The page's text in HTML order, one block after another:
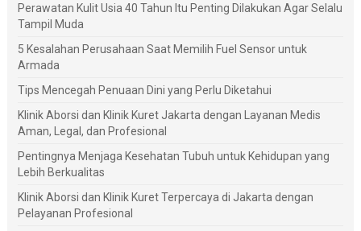
Perawatan Kulit Usia 40 Tahun Itu Penting Dilakukan Agar Selalu
Tampil Muda
5 Kesalahan Perusahaan Saat Memilih Fuel Sensor untuk
Armada
Tips Mencegah Penuaan Dini yang Perlu Diketahui
Klinik Aborsi dan Klinik Kuret Jakarta dengan Layanan Medis
Aman, Legal, dan Profesional
Pentingnya Menjaga Kesehatan Tubuh untuk Kehidupan yang
Lebih Berkualitas
Klinik Aborsi dan Klinik Kuret Terpercaya di Jakarta dengan
Pelayanan Profesional